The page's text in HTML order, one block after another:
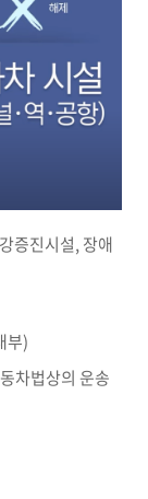
증진시설, 장애
부)
차법상의 운송